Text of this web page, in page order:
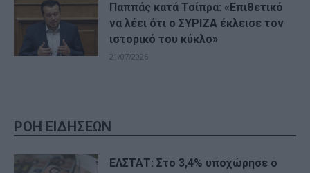
Παππάς κατά Τσίπρα: «Επιθετικό
να λέει ότι ο ΣΥΡΙΖΑ έκλεισε τον
ιστορικό του κύκλο»
21/07/2026
ΡΟΗ ΕΙΔΗΣΕΩΝ
ΕΛΣΤΑΤ: Στο 3,4% υποχώρησε ο